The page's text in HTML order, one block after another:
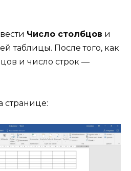
Число столбцов и
таблицы. После того, как
и число строк —
странице: